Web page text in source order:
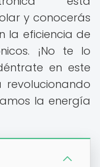
y conocerás
la eficiencia de
¡No te lo
en este
la energía